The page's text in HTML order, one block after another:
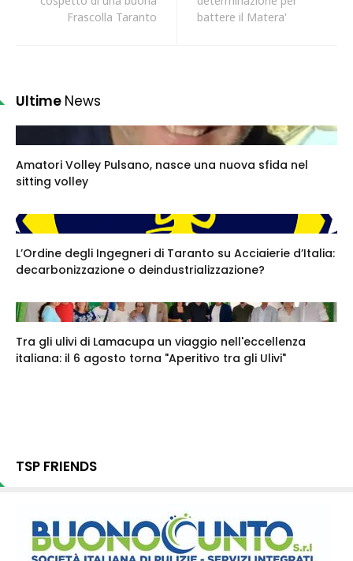
Frascolla Taranto
battere il Matera'
Ultime News
Amatori Volley Pulsano, nasce una nuova sfida nel
sitting volley
L’Ordine degli Ingegneri di Taranto su Acciaierie d’Italia:
decarbonizzazione o deindustrializzazione?
Tra gli ulivi di Lamacupa un viaggio nell'eccellenza
italiana: il 6 agosto torna "Aperitivo tra gli Ulivi"
TSP FRIENDS